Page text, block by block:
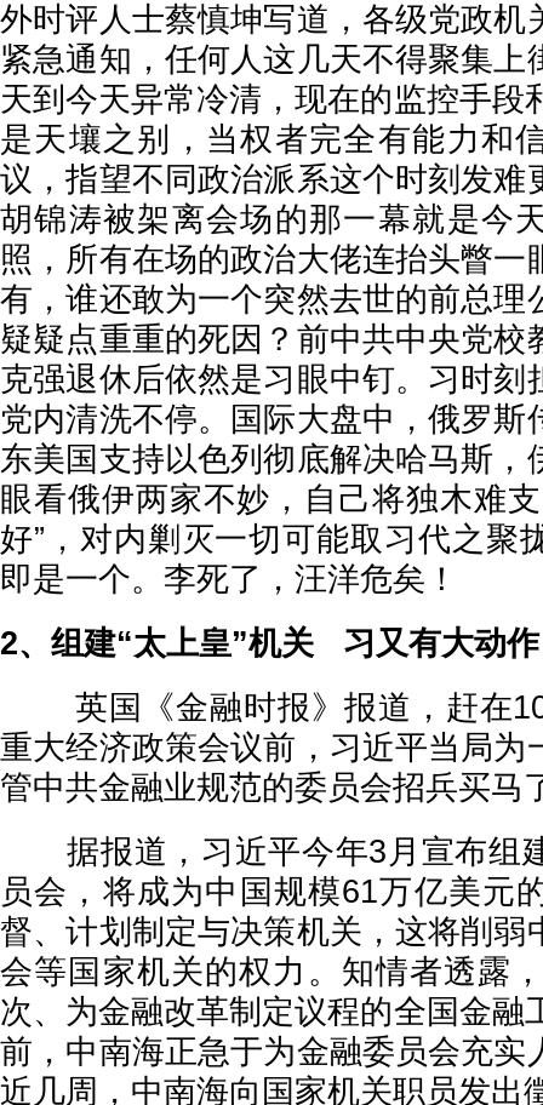
外时评人士蔡慎坤写道，各级党政机
紧急通知，任何人这几天不得聚集上
天到今天异常冷清，现在的监控手段
是天壤之别，当权者完全有能力和
议，指望不同政治派系这个时刻发难
胡锦涛被架离会场的那一幕就是今
照，所有在场的政治大佬连抬头瞥一
有，谁还敢为一个突然去世的前总理
疑疑点重重的死因？前中共中央党校
克强退休后依然是习眼中钉。习时刻
党内清洗不停。国际大盘中，俄罗斯
东美国支持以色列彻底解决哈马斯，
眼看俄伊两家不妙，自己将独木难
好”，对内剿灭一切可能取习代之聚
即是一个。李死了，汪洋危矣！
2、组建“太上皇”机关 习又有大动作
英国《金融时报》报道，赶在10
重大经济政策会议前，习近平当局为
管中共金融业规范的委员会招兵买马
据报道，习近平今年3月宣布组
员会，将成为中国规模61万亿美元
督、计划制定与决策机关，这将削弱
会等国家机关的权力。知情者透露
次、为金融改革制定议程的全国金融
前，中南海正急于为金融委员会充实
近几周，中南海向国家机关职员发出